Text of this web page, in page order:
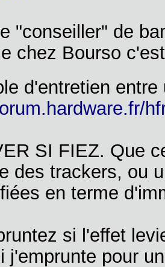
"conseiller" de
chez Bourso
d'entretien
SI FIEZ. Que
des trackers, ou
en terme
si l'effet
j'emprunte pour